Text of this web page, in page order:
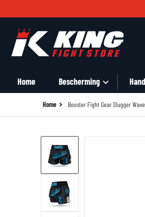
Home Bescherming
Home Booster Fight Gear Slugger